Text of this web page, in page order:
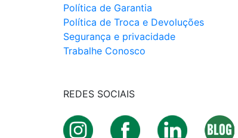
Política de Garantia
Política de Troca e Devoluções
Segurança e privacidade
Trabalhe Conosco
REDES SOCIAIS